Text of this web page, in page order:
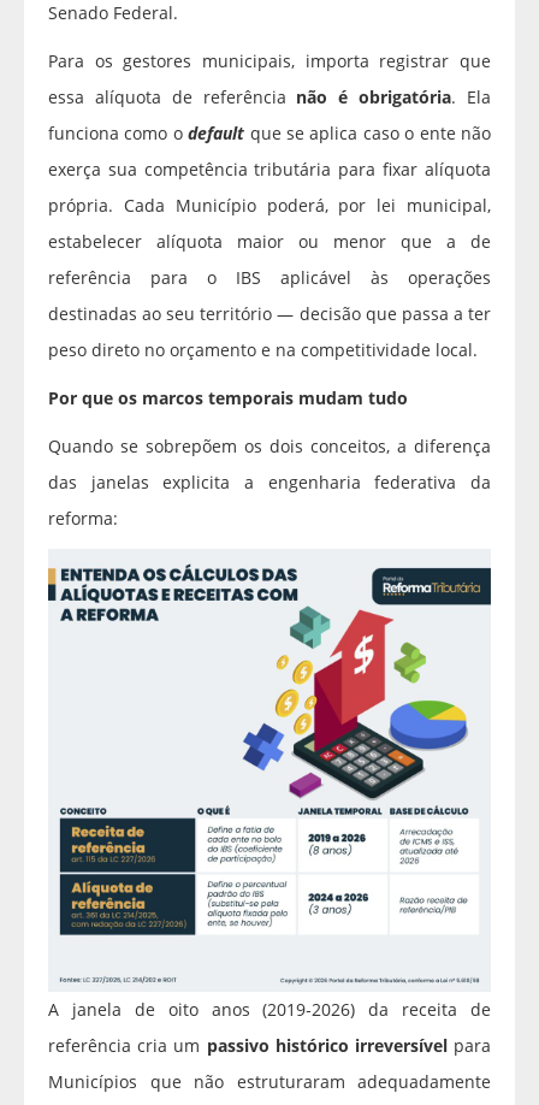
Senado Federal.
Para os gestores municipais, importa registrar que
essa alíquota de referência não é obrigatória. Ela
funciona como odefault que se aplica caso o ente não
exerça sua competência tributária para fixar alíquota
própria. Cada Município poderá, por lei municipal,
estabelecer alíquota maior ou menor que a de
referência para o IBS aplicável às operações
destinadas ao seu território — decisão que passa a ter
peso direto no orçamento e na competitividade local.
Por que os marcos temporais mudam tudo
Quando se sobrepõem os dois conceitos, a diferença
das janelas explicita a engenharia federativa da
reforma:
A janela de oito anos (2019‑2026) da receita de
referência cria um passivo histórico irreversívelpara
Municípios que não estruturaram adequadamente